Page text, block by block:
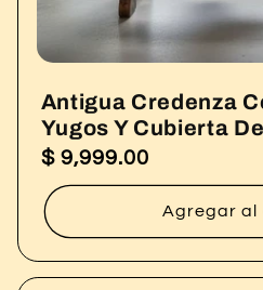
Antigua Credenza
Yugos Y Cubierta
Precio
habitual
$ 9,999.00
Agregar al